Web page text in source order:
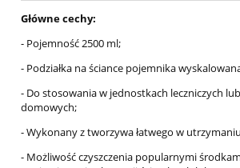
Główne cechy:
- Pojemność 2500 ml;
- Podziałka na ściance pojemnika
- Do stosowania w jednostkach leczniczych
domowych;
- Wykonany z tworzywa łatwego w
- Możliwość czyszczenia popularnymi